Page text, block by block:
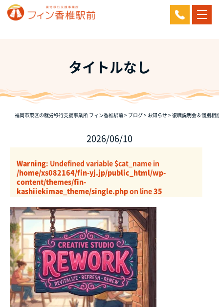
タイトルなし
福岡市東区の就労移行支援事業所 フィン香椎駅前> ブログ> お知らせ> 復職説明会＆個別相
2026/06/10
Warning: Undefined variable $cat_name in
/home/xs082164/fin-yj.jp/public_html/wp-
content/themes/fin-
kashiiekimae_theme/single.phpon line35